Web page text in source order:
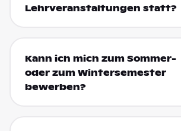
Lehrveranstaltungen statt?
Kann ich mich zum Sommer-
oder zum Wintersemester
bewerben?